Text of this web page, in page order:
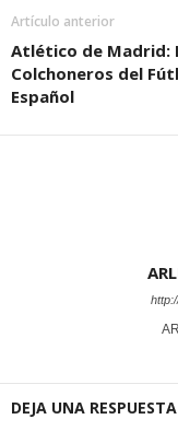
Artículo anterior
Atlético de Madrid:
Colchoneros del
Español
DEJA UNA RESPUESTA